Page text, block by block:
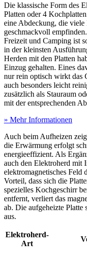
Die klassische Form des
Platten oder 4
eine Abdeckung, die
geschmackvoll
Freizeit und Camping ist
in der kleinsten
Herden mit den Platten
Einzug gehalten. Eines
nur rein optisch wirkt das
auch besonders leicht
zusätzlich als Stauraum
mit der entsprechenden
» Mehr Informationen
Auch beim Aufheizen
die Erwärmung erfolgt
energieeffizient. Als
auch den Elektroherd mit
elektromagnetisches Feld
Vorteil, dass sich die
spezielles Kochgeschirr
entfernt, verliert das
ab. Die aufgeheizte Platte
aus.
Elektroherd-
Art